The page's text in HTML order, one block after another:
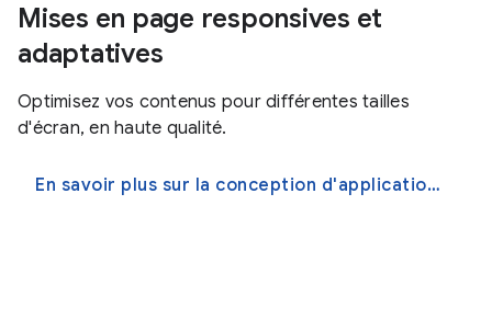
Mises en page responsives et
adaptatives
Optimisez vos contenus pour différentes tailles
d'écran, en haute qualité.
En savoir plus sur la conception d'applications plus adaptatives